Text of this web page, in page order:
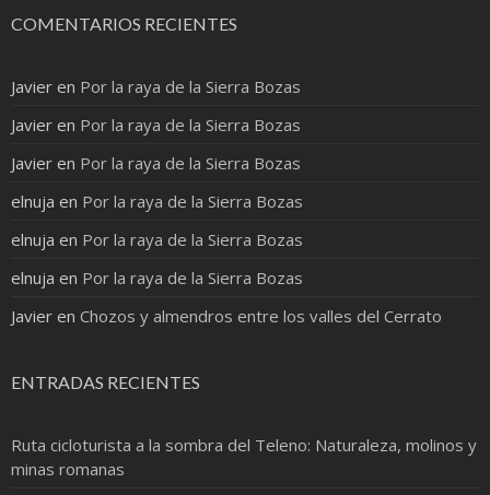
COMENTARIOS RECIENTES
Javier en Por la raya de la Sierra Bozas
Javier en Por la raya de la Sierra Bozas
Javier en Por la raya de la Sierra Bozas
elnuja en Por la raya de la Sierra Bozas
elnuja en Por la raya de la Sierra Bozas
elnuja en Por la raya de la Sierra Bozas
Javier en Chozos y almendros entre los valles del Cerrato
ENTRADAS RECIENTES
Ruta cicloturista a la sombra del Teleno: Naturaleza, molinos y
minas romanas